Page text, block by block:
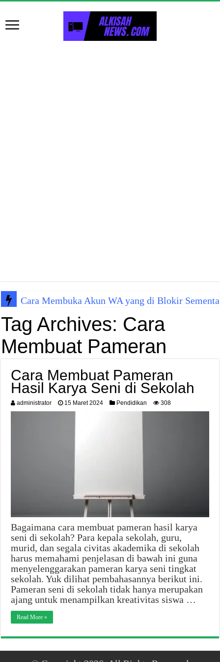
Cara Membuka Akun WA yang di Blokir
Tag Archives: Cara
Membuat Pameran
Cara Membuat Pameran
Hasil Karya Seni di Sekolah
administrator 15 Maret 2024 Pendidikan 308
Bagaimana cara membuat pameran hasil karya
seni di sekolah? Para kepala sekolah, guru,
murid, dan segala civitas akademika di sekolah
harus memahami penjelasan di bawah ini guna
menyelenggarakan pameran karya seni tingkat
sekolah. Yuk dilihat pembahasannya berikut ini.
Pameran seni di sekolah tidak hanya merupakan
ajang untuk menampilkan kreativitas siswa …
Read More »